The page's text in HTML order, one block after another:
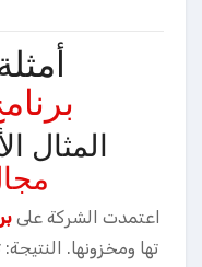
المثال
اعتمدت الشركة على